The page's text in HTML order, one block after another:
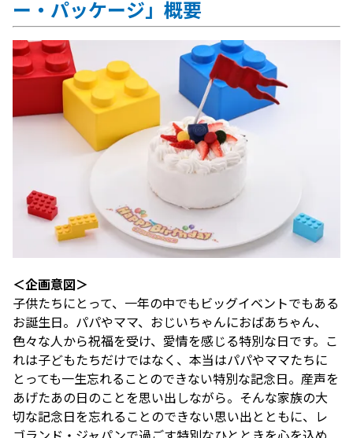
ー・パッケージ」概要
＜企画意図＞
子供たちにとって、一年の中でもビッグイベントでもある
お誕生日。パパやママ、おじいちゃんにおばあちゃん、
色々な人から祝福を受け、愛情を感じる特別な日です。こ
れは子どもたちだけではなく、本当はパパやママたちに
とっても一生忘れることのできない特別な記念日。産声を
あげたあの日のことを思い出しながら。そんな家族の大
切な記念日を忘れることのできない思い出とともに、レ